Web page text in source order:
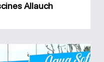
Allauch